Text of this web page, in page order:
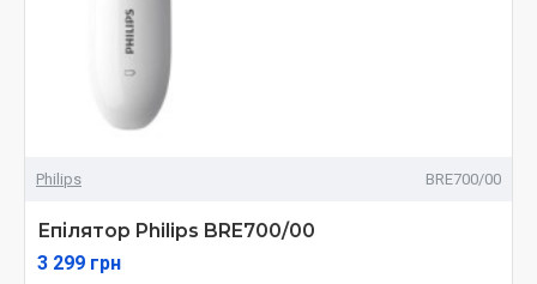
Philips BRE700/00
Епілятор Philips BRE700/00
3 299 грн